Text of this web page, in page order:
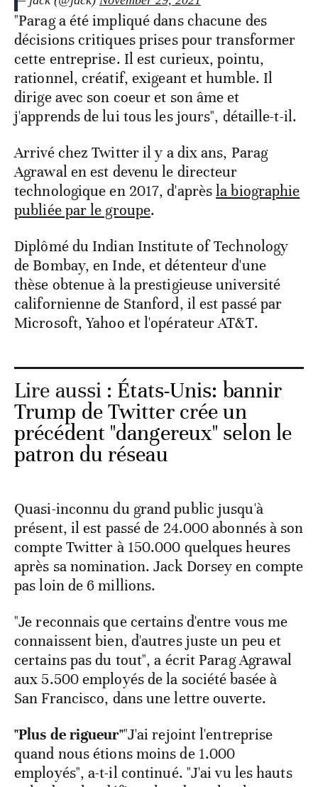
"Parag a été impliqué dans chacune des
décisions critiques prises pour transformer
cette entreprise. Il est curieux, pointu,
rationnel, créatif, exigeant et humble. Il
dirige avec son coeur et son âme et
j'apprends de lui tous les jours", détaille-t-il.
Arrivé chez Twitter il y a dix ans, Parag
Agrawal en est devenu le directeur
technologique en 2017, d'aprèsla biographie
publiée par le groupe.
Diplômé du Indian Institute of Technology
de Bombay, en Inde, et détenteur d'une
thèse obtenue à la prestigieuse université
californienne de Stanford, il est passé par
Microsoft, Yahoo et l'opérateur AT&T.
Lire aussi : États-Unis: bannir
Trump de Twitter crée un
précédent "dangereux" selon le
patron du réseau
Quasi-inconnu du grand public jusqu'à
présent, il est passé de 24.000 abonnés à son
compte Twitter à 150.000 quelques heures
après sa nomination. Jack Dorsey en compte
pas loin de 6 millions.
"Je reconnais que certains d'entre vous me
connaissent bien, d'autres juste un peu et
certains pas du tout", a écrit Parag Agrawal
aux 5.500 employés de la société basée à
San Francisco, dans une lettre ouverte.
"Plus de rigueur""J'ai rejoint l'entreprise
quand nous étions moins de 1.000
employés", a-t-il continué. "J'ai vu les hauts